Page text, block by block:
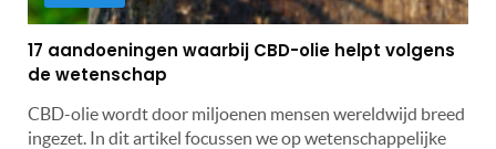
17 aandoeningen waarbij CBD-olie helpt volgens
de wetenschap
CBD-olie wordt door miljoenen mensen wereldwijd breed
ingezet. In dit artikel focussen we op wetenschappelijke